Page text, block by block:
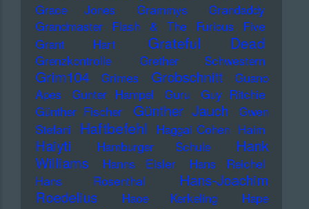
Grace Jones Grammys
Grandaddy
Grandmaster Flash & The Furious Five
Grant Hart
Grateful Dead
Grenzkontrolle Grether Schwestern
Grim104 Grimes Grobschnitt
Guano
Apes
Gunter Hampel Guru
Guy Ritchie
Günther Fischer
Günther Jauch
Gwen
Stefani Haftbefehl Haggai Cohen Haim
Haiyti Hamburger Schule
Hank
Williams
Hanns Eisler
Hans Reichel
Hans Rosenthal
Hans-Joachim
Roedelius
Haoe Kerkeling
Hape